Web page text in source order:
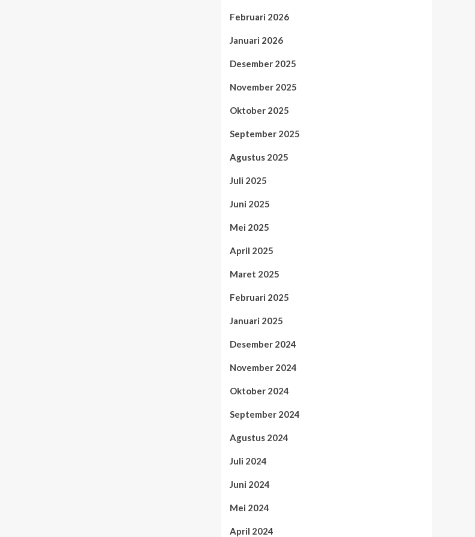
Februari 2026
Januari 2026
Desember 2025
November 2025
Oktober 2025
September 2025
Agustus 2025
Juli 2025
Juni 2025
Mei 2025
April 2025
Maret 2025
Februari 2025
Januari 2025
Desember 2024
November 2024
Oktober 2024
September 2024
Agustus 2024
Juli 2024
Juni 2024
Mei 2024
April 2024